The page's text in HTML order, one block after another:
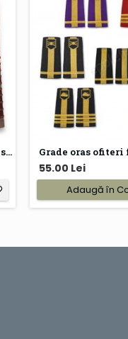
Grade combat pentru parasutisti Grade oras
55.00 Lei
Adaugă în